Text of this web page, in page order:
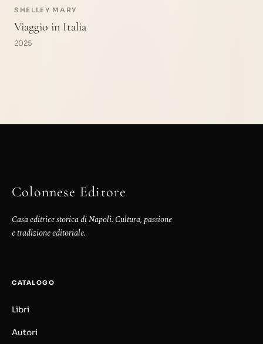
SHELLEY MARY
Viaggio in Italia
2025
Colonnese Editore
Casa editrice storica di Napoli. Cultura, passione
e tradizione editoriale.
CATALOGO
Libri
Autori